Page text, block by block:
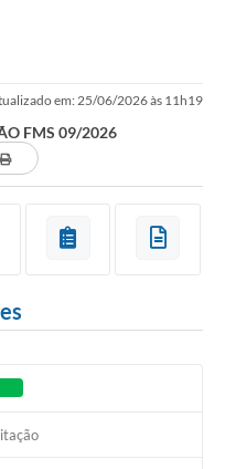
em: 25/06/2026 às 11h19
FMS 09/2026